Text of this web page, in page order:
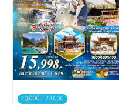
หน้าแรก
ทัวร์ต่างประเทศ
จัดกรุ๊ปต่างประเทศ
10,000 - 20,000